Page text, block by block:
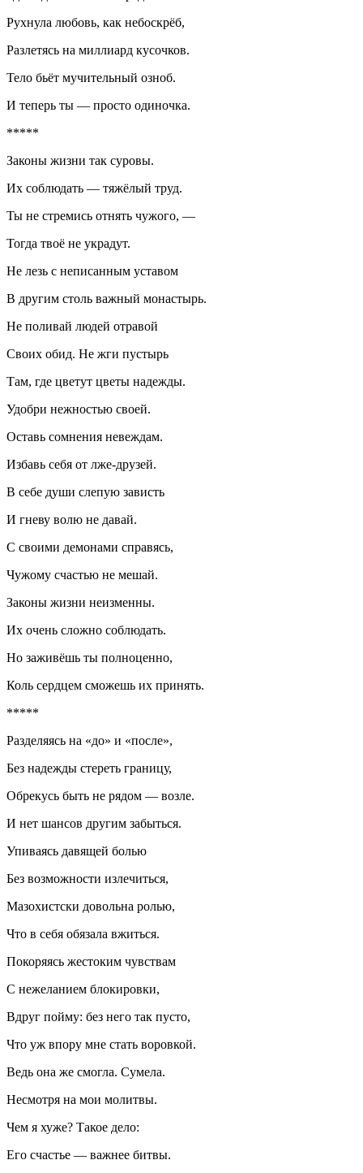
Рухнула любовь, как небоскрёб,
Разлетясь на миллиард кусочков.
Тело бьёт мучительный озноб.
И теперь ты — просто одиночка.
*****
Законы жизни так суровы.
Их соблюдать — тяжёлый труд.
Ты не стремись отнять чужого, —
Тогда твоё не украдут.
Не лезь с неписанным уставом
В другим столь важный монастырь.
Не поливай людей отравой
Своих обид. Не жги пустырь
Там, где цветут цветы надежды.
Удобри нежностью своей.
Оставь сомнения невеждам.
Избавь себя от лже-друзей.
В себе души слепую зависть
И гневу волю не давай.
С своими демонами справясь,
Чужому счастью не мешай.
Законы жизни неизменны.
Их очень сложно соблюдать.
Но заживёшь ты полноценно,
Коль сердцем сможешь их принять.
*****
Разделяясь на «до» и «после»,
Без надежды стереть границу,
Обрекусь быть не рядом — возле.
И нет шансов другим забыться.
Упиваясь давящей болью
Без возможности излечиться,
Мазохистски довольна ролью,
Что в себя обязала вжиться.
Покоряясь жестоким чувствам
С нежеланием блокировки,
Вдруг пойму: без него так пусто,
Что уж впору мне стать воровкой.
Ведь она же смогла. Сумела.
Несмотря на мои молитвы.
Чем я хуже? Такое дело:
Его счастье — важнее битвы.